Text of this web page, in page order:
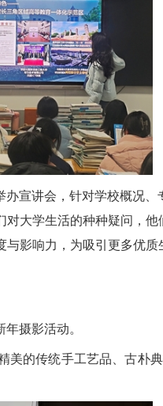
宣讲会，针对学校概况
大学生活的种种疑问，他
与影响力，为吸引更多优质
年摄影活动。
美的传统手工艺品、古朴